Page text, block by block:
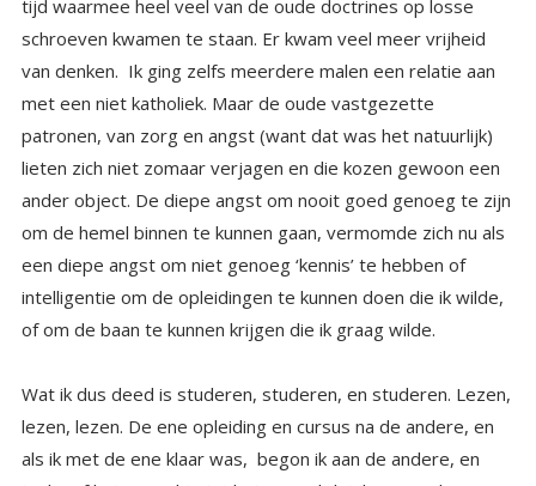
of om de baan te kunnen krijgen die ik graag wilde.
Wat ik dus deed is studeren, studeren, en studeren. Lezen,
lezen, lezen. De ene opleiding en cursus na de andere, en
als ik met de ene klaar was, begon ik aan de andere, en
toch gaf het me echt niet het gevoel dat ik nu goed genoeg
was, welnee, het gevoel van ontoereikendheid bleef. Het
vermomde zich gewoon. Ik bleef het kind wat haar best
bleef doen om in de hemel te mogen komen, ook al